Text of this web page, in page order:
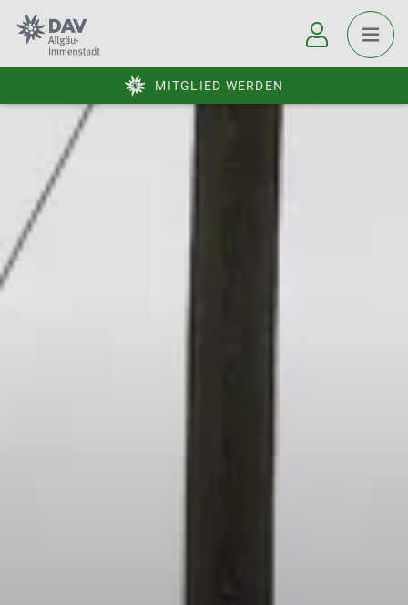
MITGLIED WERDEN